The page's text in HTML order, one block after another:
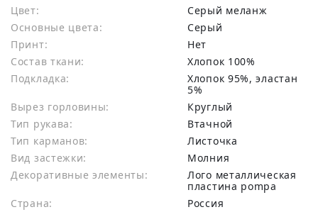
Цвет:
Серый меланж
Основные цвета:
серый
Принт:
Нет
Состав ткани:
хлопок 100%
Подкладка:
Хлопок 95%, эластан
5%
Вырез горловины:
Круглый
Тип рукава:
Втачной
Тип карманов:
Листочка
Вид застежки:
Молния
Декоративные элементы:
Лого металлическая
пластина pompa
Страна:
Россия